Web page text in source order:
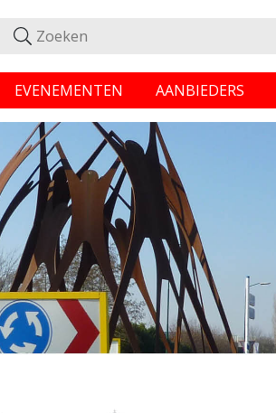
EVENEMENTEN AANBIEDERS